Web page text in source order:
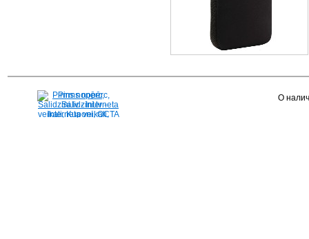
Pirms nopērc,
Salidzini.lv - Interneta
veikali, Kuponi, OCTA
О